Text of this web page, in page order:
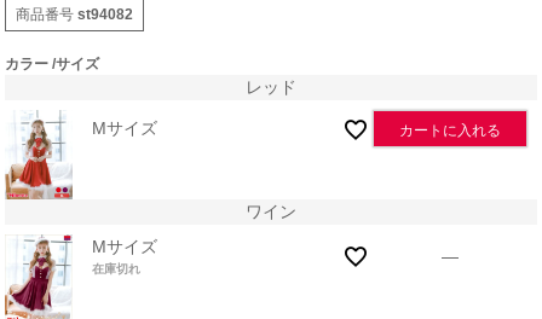
商品番号 st94082
カラー サイズ
レッド
Mサイズ カートに入れる
ワイン
Mサイズ
在庫切れ
—